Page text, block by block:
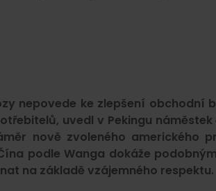
nepovede ke zlepšení obchodní
uvedl v Pekingu
nově zvoleného amerického
podle Wanga dokáže
na základě vzájemného respektu.